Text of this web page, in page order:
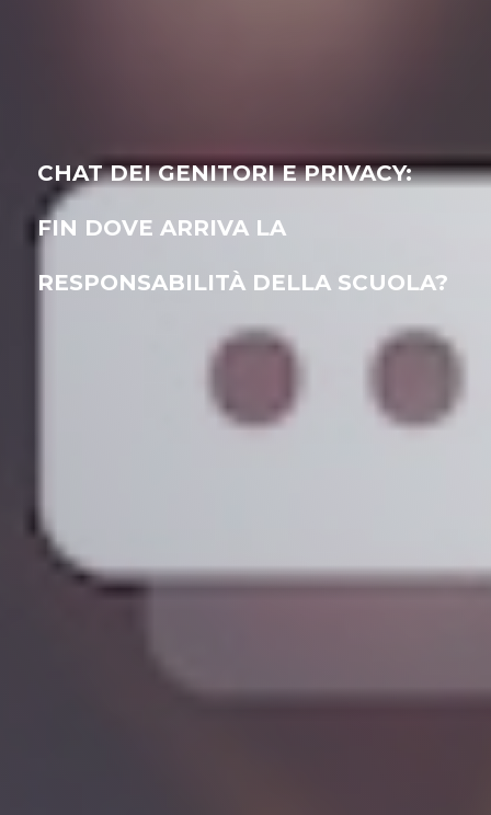
CHAT DEI GENITORI E PRIVACY:
FIN DOVE ARRIVA LA
RESPONSABILITÀ DELLA SCUOLA?